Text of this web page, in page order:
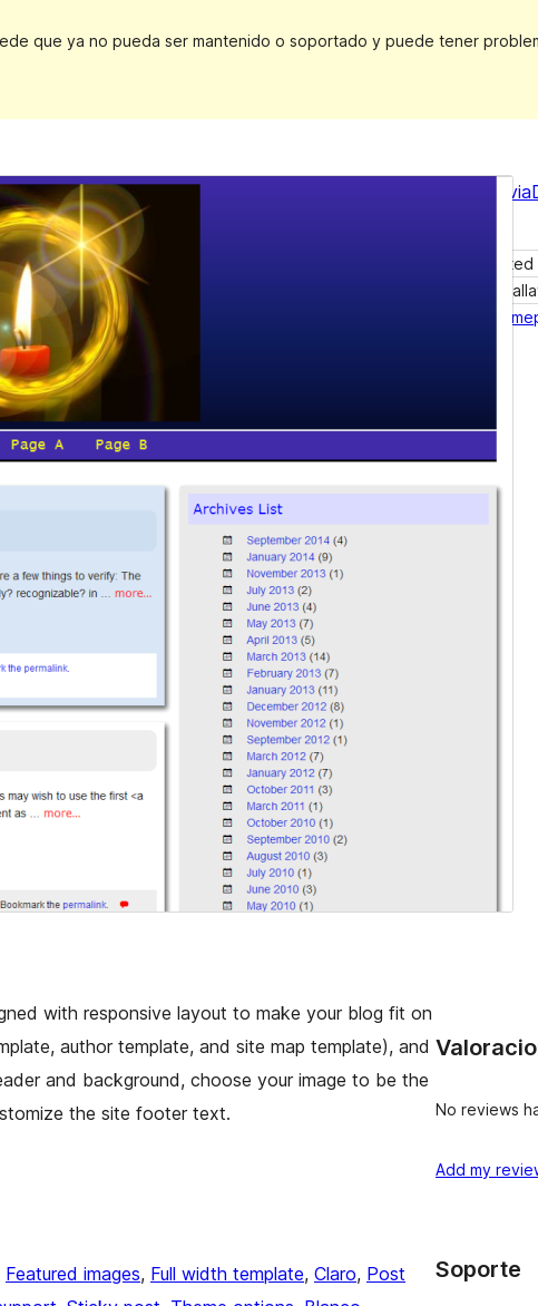
que ya no pueda ser mantenido o soportado y puede tener
Vista previa
Last updated
Active
Theme
with responsive layout to make your blog fit on
author template, and site map template), and
and background, choose your image to be the
the site footer text.
Featured images, Full width template, Claro, Post
No reviews
Add my
Soporte